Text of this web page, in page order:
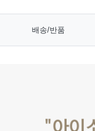
배송/반품